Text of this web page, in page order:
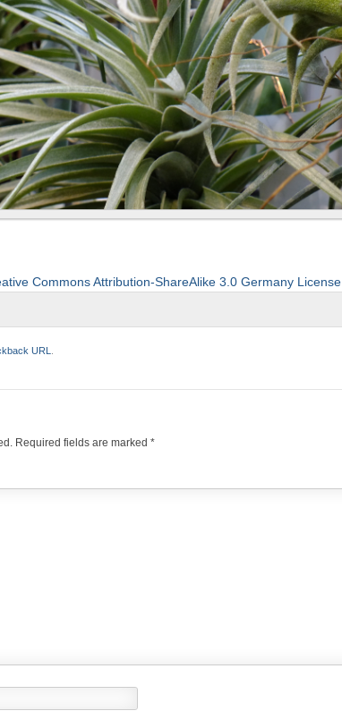
Commons Attribution-ShareAlike 3.0 Germany License
URL
Required fields are marked *